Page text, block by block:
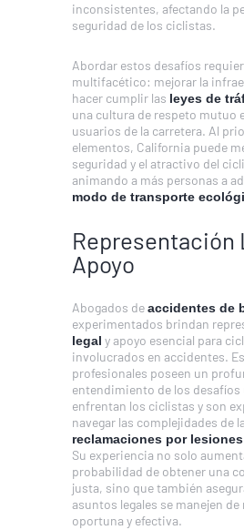
inconsistentes, afectando la
seguridad de los ciclistas.
Abordar estos desafíos
multifacético: mejorar la
hacer cumplir las leyes de
una cultura de respeto mutuo
usuarios de la carretera. Al
elementos, California puede
seguridad y el atractivo del
animando a más personas a
modo de transporte
Representación
Apoyo
Abogados deaccidentes de
experimentados brindan
legal y apoyo esencial para
involucrados en accidentes.
profesionales poseen un
entendimiento de los
enfrentan los ciclistas y son
navegar las complejidades de
reclamaciones por
Su experiencia no solo
probabilidad de obtener una
justa, sino que también
asuntos legales se manejen de
oportuna y efectiva.